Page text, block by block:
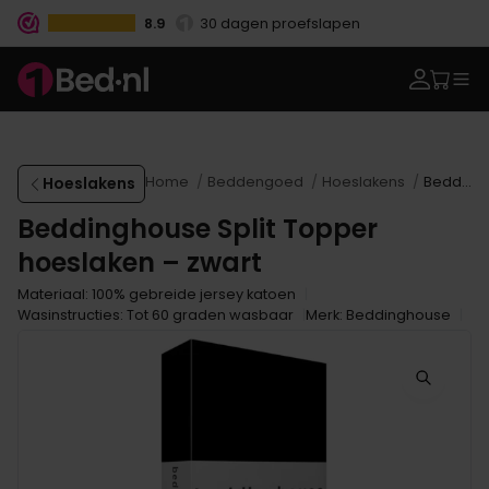
8.9
30 dagen proefslapen
Vanaf €100.- gratis levering
Betaal vooraf, bij levering of in 3 termijnen
Hoeslakens Home Beddengoed Hoeslakens Beddinghouse Split Topper hoeslaken – zwart
Beddinghouse Split Topper
hoeslaken – zwart
Materiaal: 100% gebreide jersey katoen
Wasinstructies: Tot 60 graden wasbaar
Merk: Beddinghouse